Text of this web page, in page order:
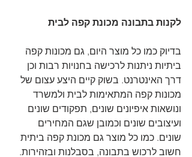
לקנות בתבונה מכונת קפה לבית
בדיוק כמו כל מוצר היום, גם מכונות קפה
ביתיות ניתנות לרכישה בחנויות רבות וכן
דרך האינטרנט. בשוק קיים היצע עצום של
מכונות קפה המתאימות לבית ולמשרד
ונושאות איפיונים שונים, תפקודים שונים
ועיצובים שונים וכמובן שגם המחירים
שונים. כמו כל מוצר גם מכונת קפה ביתית
חשוב לרכוש בתבונה, בסבלנות ובזהירות.